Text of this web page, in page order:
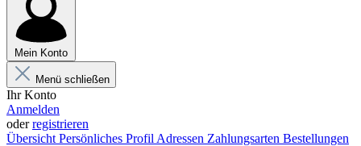
Mein Konto
Menü schließen
Ihr Konto
Anmelden
oderregistrieren
Übersicht Persönliches Profil Adressen Zahlungsarten Bestellungen